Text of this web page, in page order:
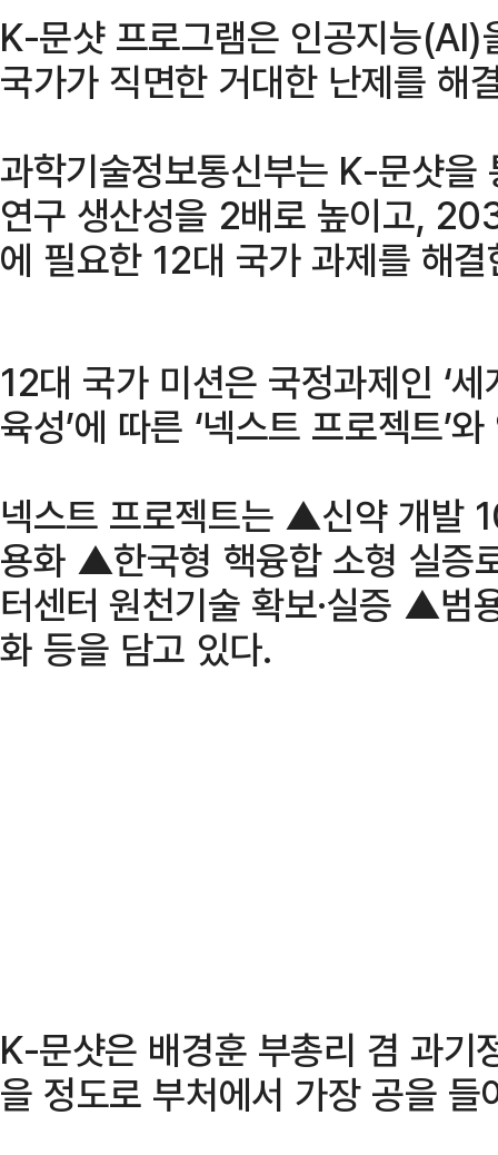
K-문샷 프로그램은 인공지능(AI)
국가가 직면한 거대한 난제를 해
과학기술정보통신부는 K-문샷
연구 생산성을 2배로 높이고,
에 필요한 12대 국가 과제를 해
12대 국가 미션은 국정과제인 ‘
육성’에 따른 ‘넥스트 프로젝트’
넥스트 프로젝트는 ▲신약 개발
용화 ▲한국형 핵융합 소형 실증
터센터 원천기술 확보·실증 ▲범
화 등을 담고 있다.
K-문샷은 배경훈 부총리 겸 과기
을 정도로 부처에서 가장 공을 들